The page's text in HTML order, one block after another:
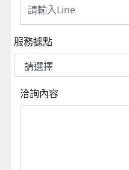
服務據點
洽詢內容